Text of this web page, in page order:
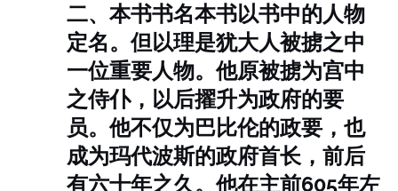
二、本书书名本书以书中的人物
定名。但以理是犹大人被掳之中
一位重要人物。他原被掳为宫中
之侍仆，以后擢升为政府的要
员。他不仅为巴比伦的政要，也
成为玛代波斯的政府首长，前后
有六十年之久。他在主前605年左